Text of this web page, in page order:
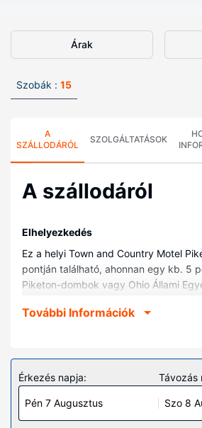
Árak
Szobák : 15
A
SZÁLLODÁRÓL
SZOLGÁLTATÁSOK
A szállodáról
Elhelyezkedés
Ez a helyi Town and Country Motel
pontján található, ahonnan egy kb. 5
Piketon-dombok vagy Ohio Állami
Beaver Creek Golf Klub, ill. 6,6 km-re
A szálláshely valamennyi szobája
továbbá valamennyi szobában
hűtőszekrény és mikrohullámú sütők.
nélküli internet-hozzáférés és a
További Információk
Érkezés napja:
Pén 7 Augusztus
Távozás
Szo 8